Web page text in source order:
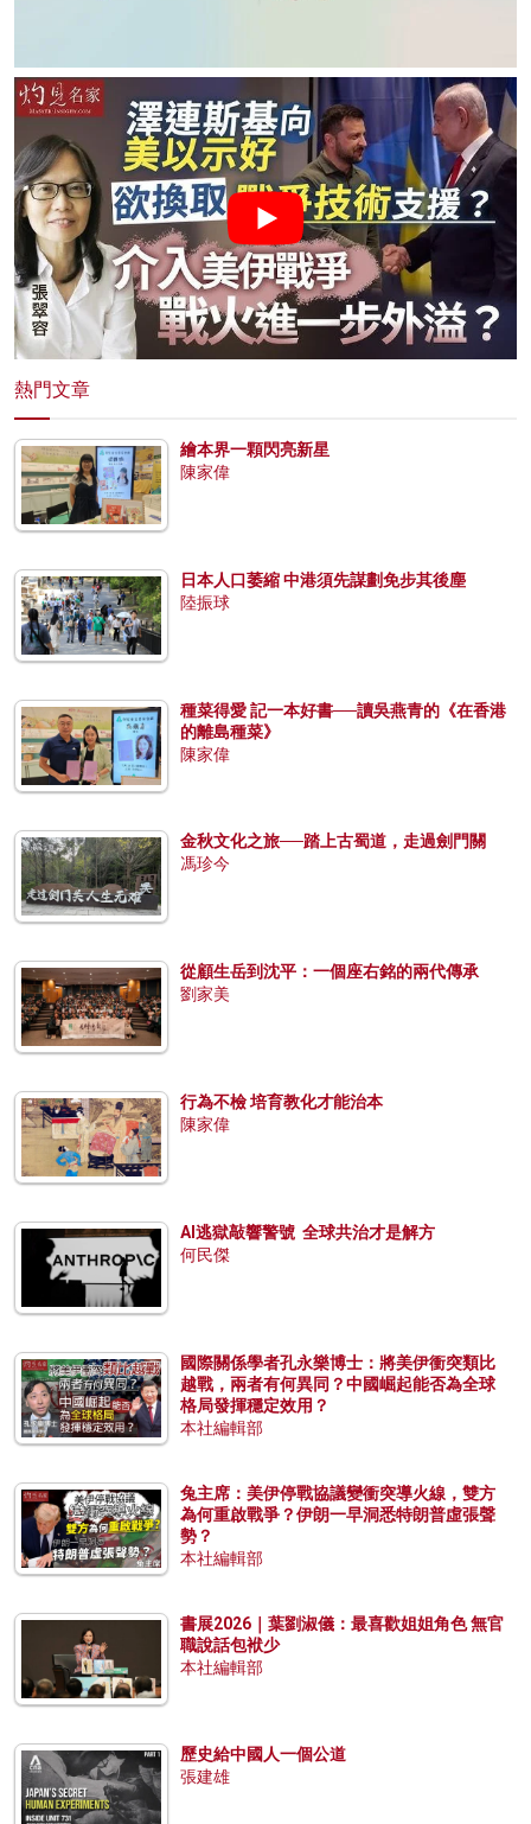
熱門文章
繪本界一顆閃亮新星
陳家偉
日本人口萎縮 中港須先謀劃免步其後塵
陸振球
種菜得愛 記一本好書──讀吳燕青的《在香港
的離島種菜》
陳家偉
金秋文化之旅──踏上古蜀道，走過劍門關
馮珍今
從顧生岳到沈平：一個座右銘的兩代傳承
劉家美
行為不檢 培育教化才能治本
陳家偉
AI逃獄敲響警號 全球共治才是解方
何民傑
國際關係學者孔永樂博士：將美伊衝突類比
越戰，兩者有何異同？中國崛起能否為全球
格局發揮穩定效用？
本社編輯部
兔主席：美伊停戰協議變衝突導火線，雙方
為何重啟戰爭？伊朗一早洞悉特朗普虛張聲
勢？
本社編輯部
書展2026｜葉劉淑儀：最喜歡姐姐角色 無官
職說話包袱少
本社編輯部
歷史給中國人一個公道
張建雄